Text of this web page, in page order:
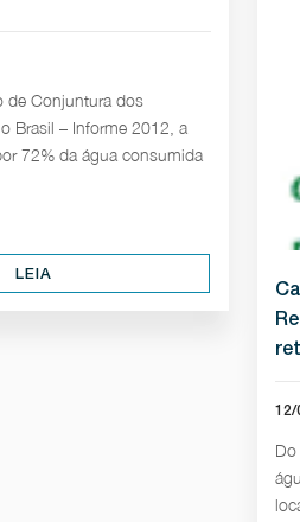
de Conjuntura dos
Brasil – Informe 2012, a
72% da água consumida
LEIA
12/